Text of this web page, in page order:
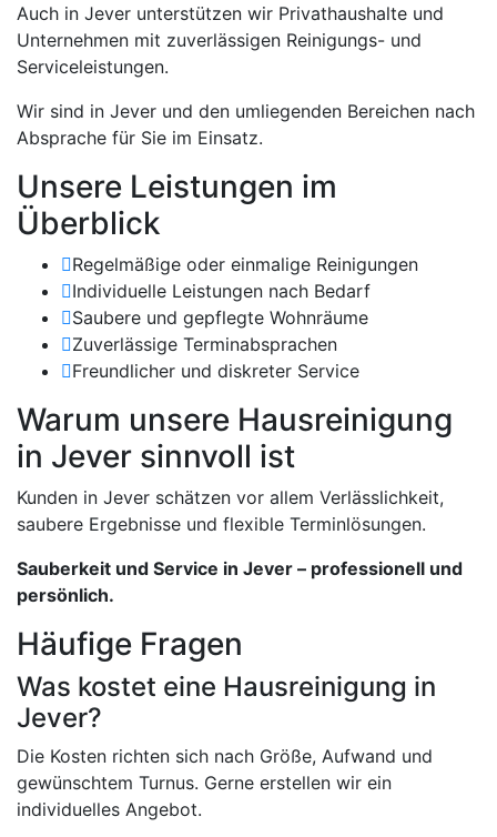
Auch in Jever unterstützen wir Privathaushalte und
Unternehmen mit zuverlässigen Reinigungs- und
Serviceleistungen.
Wir sind in Jever und den umliegenden Bereichen nach
Absprache für Sie im Einsatz.
Unsere Leistungen im
Überblick
Regelmäßige oder einmalige Reinigungen
Individuelle Leistungen nach Bedarf
Saubere und gepflegte Wohnräume
Zuverlässige Terminabsprachen
Freundlicher und diskreter Service
Warum unsere Hausreinigung
in Jever sinnvoll ist
Kunden in Jever schätzen vor allem Verlässlichkeit,
saubere Ergebnisse und flexible Terminlösungen.
Sauberkeit und Service in Jever – professionell und
persönlich.
Häufige Fragen
Was kostet eine Hausreinigung in
Jever?
Die Kosten richten sich nach Größe, Aufwand und
gewünschtem Turnus. Gerne erstellen wir ein
individuelles Angebot.